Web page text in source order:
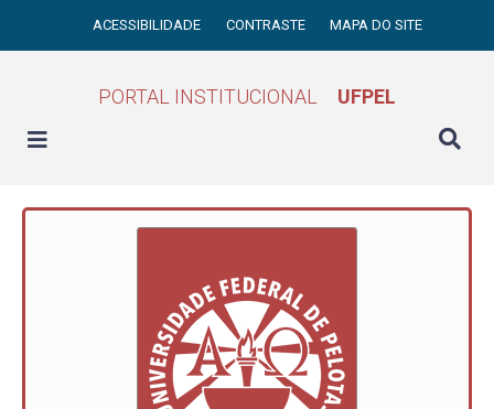
ACESSIBILIDADE CONTRASTE MAPA DO SITE
PORTAL INSTITUCIONAL UFPEL